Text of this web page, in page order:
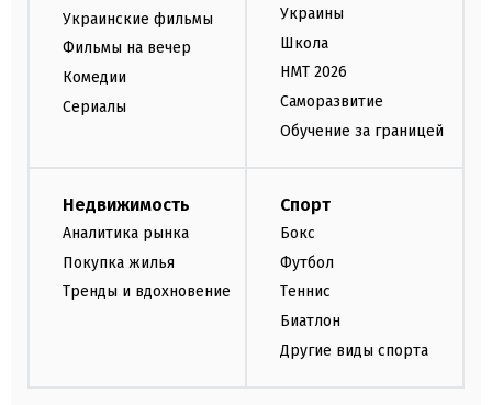
Украинские фильмы
Фильмы на вечер
Комедии
Сериалы
Украины
Школа
НМТ 2026
Саморазвитие
Обучение за границей
Недвижимость
Аналитика рынка
Покупка жилья
Тренды и вдохновение
Спорт
Бокс
Футбол
Теннис
Биатлон
Другие виды спорта